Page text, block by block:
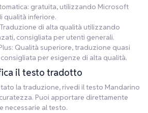
gratuita, utilizzando Microsoft
qualità inferiore.
di alta qualità utilizzando
consigliata per utenti generali.
Qualità superiore, traduzione quasi
per esigenze di alta qualità.
il testo tradotto
la traduzione, rivedi il testo Mandarino
Puoi apportare direttamente
necessarie al testo.